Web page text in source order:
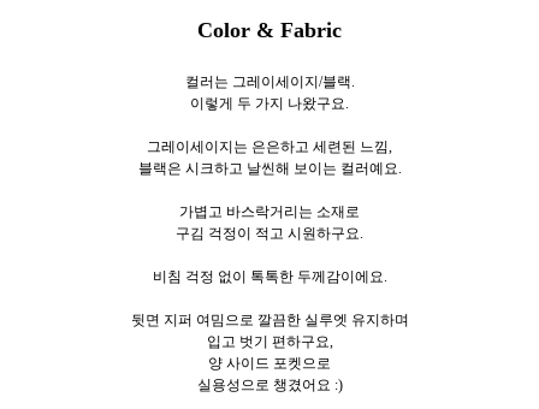
Color & Fabric
컬러는 그레이세이지/블랙.
이렇게 두 가지 나왔구요.
그레이세이지는 은은하고 세련된 느낌,
블랙은 시크하고 날씬해 보이는 컬러예요.
가볍고 바스락거리는 소재로
구김 걱정이 적고 시원하구요.
비침 걱정 없이 톡톡한 두께감이에요.
뒷면 지퍼 여밈으로 깔끔한 실루엣 유지하며
입고 벗기 편하구요,
양 사이드 포켓으로
실용성으로 챙겼어요 :)